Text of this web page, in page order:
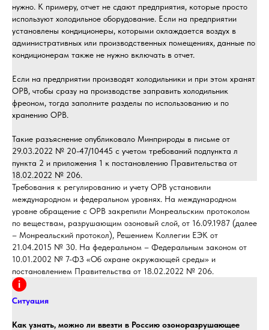
нужно. К примеру, отчет не сдают предприятия, которые просто
используют холодильное оборудование. Если на предприятии
установлены кондиционеры, которыми охлаждается воздух в
административных или производственных помещениях, данные по
кондиционерам также не нужно включать в отчет.
Если на предприятии производят холодильники и при этом хранят
ОРВ, чтобы сразу на производстве заправить холодильник
фреоном, тогда заполните разделы по использованию и по
хранению ОРВ.
Такие разъяснение опубликовало Минприроды в письме от
29.03.2022 № 20-47/10445 с учетом требований подпункта л
пункта 2 и приложения 1 к постановлению Правительства от
18.02.2022 № 206.
Требования к регулированию и учету ОРВ установили
международном и федеральном уровнях. На международном
уровне обращение с ОРВ закрепили Монреальским протоколом
по веществам, разрушающим озоновый слой, от 16.09.1987 (далее
– Монреальский протокол), Решением Коллегии ЕЭК от
21.04.2015 № 30. На федеральном – Федеральным законом от
10.01.2002 № 7-ФЗ «Об охране окружающей среды» и
постановлением Правительства от 18.02.2022 № 206.
Ситуация
Как узнать, можно ли ввезти в Россию озоноразрушающее